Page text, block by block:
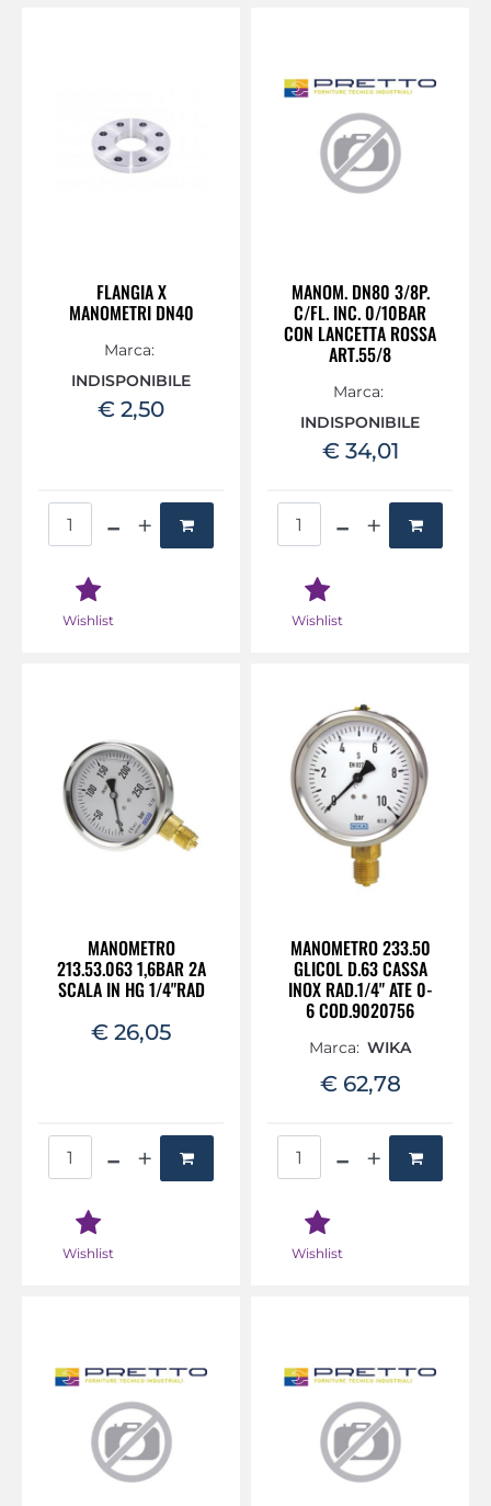
FLANGIA X
MANOMETRI DN40
Marca:
INDISPONIBILE
€ 2,50
Wishlist
MANOM. DN80 3/8P.
C/FL. INC. 0/10BAR
CON LANCETTA ROSSA
ART.55/8
Marca:
INDISPONIBILE
€ 34,01
Wishlist
MANOMETRO
213.53.063 1,6BAR 2A
SCALA IN HG 1/4"RAD
€ 26,05
Wishlist
MANOMETRO 233.50
GLICOL D.63 CASSA
INOX RAD.1/4" ATE 0-
6 COD.9020756
Marca: WIKA
€ 62,78
Wishlist